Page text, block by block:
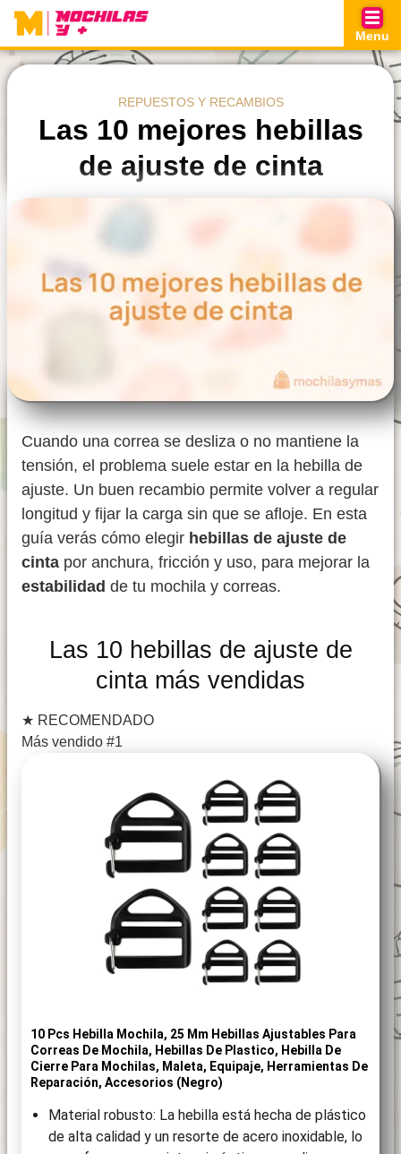
Skip
content
Menu
REPUESTOS Y RECAMBIOS
Las 10 mejores hebillas
de ajuste de cinta
Cuando una correa se desliza o no mantiene la
tensión, el problema suele estar en la hebilla de
ajuste. Un buen recambio permite volver a regular
longitud y fijar la carga sin que se afloje. En esta
guía verás cómo elegir hebillas de ajuste de
cinta por anchura, fricción y uso, para mejorar la
estabilidad de tu mochila y correas.
Las 10 hebillas de ajuste de
cinta más vendidas
★ RECOMENDADO
Más vendido #1
10 Pcs Hebilla Mochila, 25 Mm Hebillas Ajustables Para
Correas De Mochila, Hebillas De Plastico, Hebilla De
Cierre Para Mochilas, Maleta, Equipaje, Herramientas De
Reparación, Accesorios (Negro)
Material robusto: La hebilla está hecha de plástico
de alta calidad y un resorte de acero inoxidable, lo